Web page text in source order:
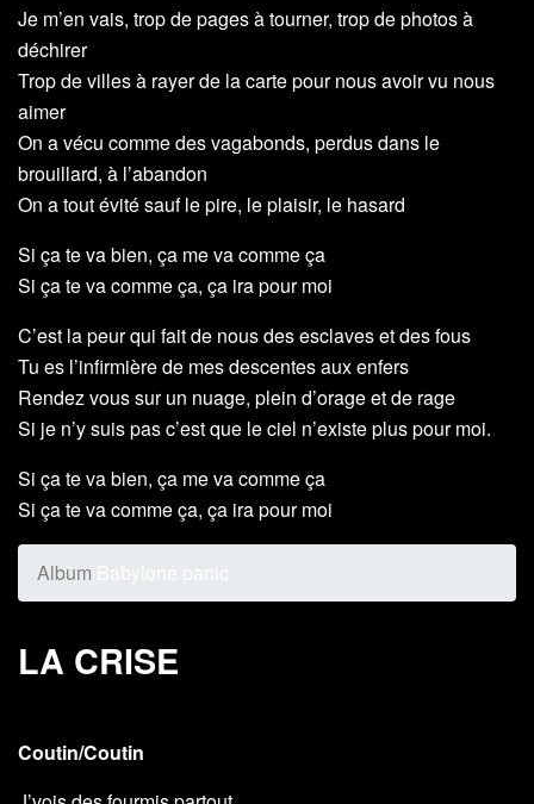
Je m’en vais, trop de pages à tourner, trop de photos à
déchirer
Trop de villes à rayer de la carte pour nous avoir vu nous
aimer
On a vécu comme des vagabonds, perdus dans le
brouillard, à l’abandon
On a tout évité sauf le pire, le plaisir, le hasard
Si ça te va bien, ça me va comme ça
Si ça te va comme ça, ça ira pour moi
C’est la peur qui fait de nous des esclaves et des fous
Tu es l’infirmière de mes descentes aux enfers
Rendez vous sur un nuage, plein d’orage et de rage
Si je n’y suis pas c’est que le ciel n’existe plus pour moi.
Si ça te va bien, ça me va comme ça
Si ça te va comme ça, ça ira pour moi
Album
LA CRISE
Coutin/Coutin